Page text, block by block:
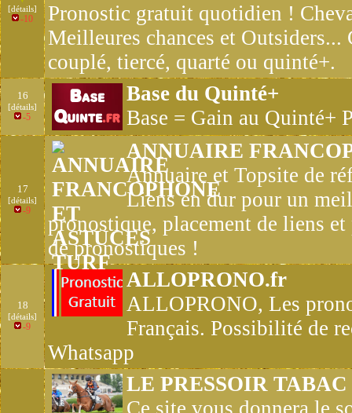
[détails]
-10
Pronostic gratuit quotidien !
Meilleures chances et
couplé, tiercé, quarté ou quinté+.
16
[détails]
-5
Base du Quinté+
Base = Gain au Quinté+
17
[détails]
-9
ANNUAIRE
Annuaire et Topsite de
Liens en dur pour un
pronostique, placement de liens
de pronostiques !
18
[détails]
-9
ALLOPRONO.fr
ALLOPRONO, Les
Français. Possibilité de
Whatsapp
LE PRESSOIR
Ce site vous donnera le